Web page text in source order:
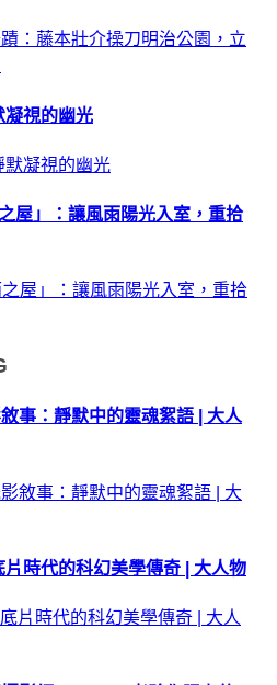
凝視的幽光
屋」：讓風雨陽光入室，重拾
事：靜默中的靈魂絮語 | 大人
時代的科幻美學傳奇 | 大人物